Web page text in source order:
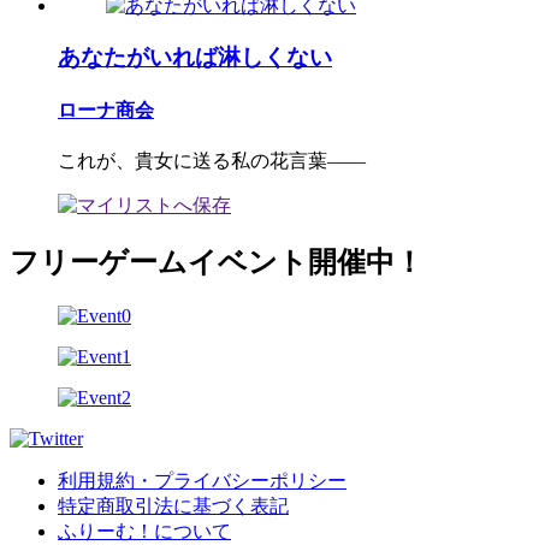
あなたがいれば淋しくない
ローナ商会
これが、貴女に送る私の花言葉――
フリーゲームイベント開催中！
利用規約・プライバシーポリシー
特定商取引法に基づく表記
ふりーむ！について